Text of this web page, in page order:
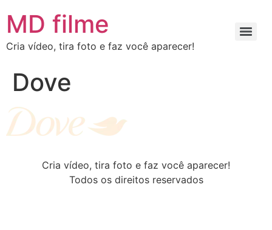
MD filme
Cria vídeo, tira foto e faz você aparecer!
Dove
Cria vídeo, tira foto e faz você aparecer!
Todos os direitos reservados